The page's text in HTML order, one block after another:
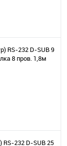
RS-232 D-SUB 9
8 пров. 1,8м
RS-232 D-SUB 25